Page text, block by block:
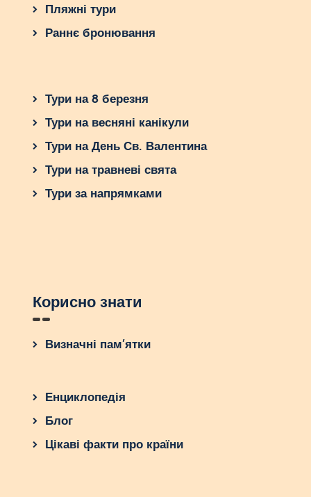
Пляжні тури
Раннє бронювання
Тури на 8 березня
Тури на весняні канікули
Тури на День Св. Валентина
Тури на травневі свята
Тури за напрямками
Корисно знати
Визначні пам’ятки
Енциклопедія
Блог
Цікаві факти про країни